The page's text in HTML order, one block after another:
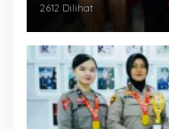
2612 Dilihat